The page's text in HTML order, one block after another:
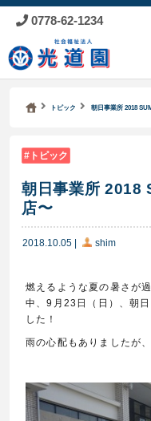
0778-62-1234
社会福祉法人 光道園
トピック 朝日事業所 2018
トピック
朝日事業所 2018
店〜
2018.10.05 shim
燃えるような夏の暑さが
中、9 月 23 日（日）、朝
した！
雨の心配もありましたが